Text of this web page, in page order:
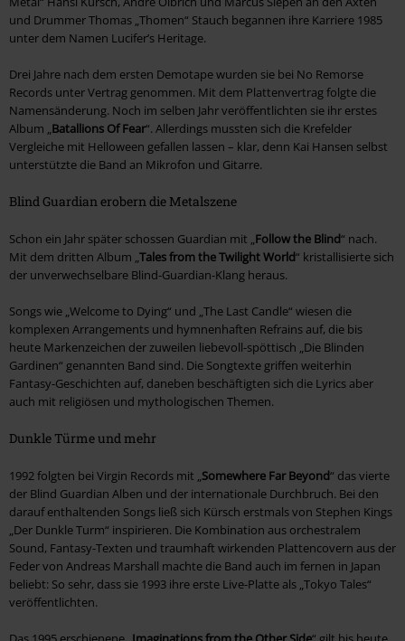
und Drummer Thomas „Thomen“ Stauch begannen ihre Karriere 1985
unter dem Namen Lucifer’s Heritage.
Drei Jahre nach dem ersten Demotape wurden sie bei No Remorse
Records unter Vertrag genommen. Mit dem Plattenvertrag folgte die
Namensänderung. Noch im selben Jahr veröffentlichten sie ihr erstes
Album „Batallions Of Fear“. Allerdings mussten sich die Krefelder
Vergleiche mit Helloween gefallen lassen – klar, denn Kai Hansen selbst
unterstützte die Band an Mikrofon und Gitarre.
Blind Guardian erobern die Metalszene
Schon ein Jahr später schossen Guardian mit „Follow the Blind“ nach.
Mit dem dritten Album „Tales from the Twilight World“ kristallisierte sich
der unverwechselbare Blind-Guardian-Klang heraus.
Songs wie „Welcome to Dying“ und „The Last Candle“ wiesen die
komplexen Arrangements und hymnenhaften Refrains auf, die bis
heute Markenzeichen der zuweilen liebevoll-spöttisch „Die Blinden
Gardinen“ genannten Band sind. Die Songtexte griffen weiterhin
Fantasy-Geschichten auf, daneben beschäftigten sich die Lyrics aber
auch mit religiösen und mythologischen Themen.
Dunkle Türme und mehr
1992 folgten bei Virgin Records mit „Somewhere Far Beyond“ das vierte
der Blind Guardian Alben und der internationale Durchbruch. Bei den
darauf enthaltenden Songs ließ sich Kürsch erstmals von Stephen Kings
„Der Dunkle Turm“ inspirieren. Die Kombination aus orchestralem
Sound, Fantasy-Texten und traumhaft wirkenden Plattencovern aus der
Feder von Andreas Marshall machte die Band auch im fernen in Japan
beliebt: So sehr, dass sie 1993 ihre erste Live-Platte als „Tokyo Tales“
veröffentlichten.